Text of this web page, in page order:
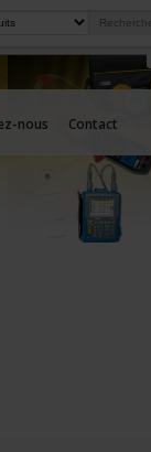
nous Contact